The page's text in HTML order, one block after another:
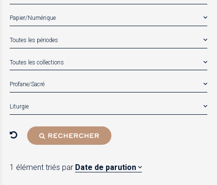
Papier/Numérique
Toutes les périodes
Toutes les collections
Profane/Sacré
Liturgie
RECHERCHER
1 élément triés par Date de parution